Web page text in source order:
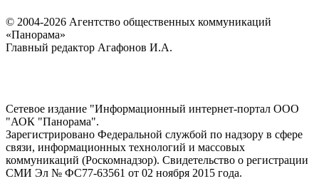
© 2004-2026 Агентство общественных коммуникаций
«Панорама»
Главный редактор Агафонов И.А.
Сетевое издание "Информационный интернет-портал ООО
"АОК "Панорама".
Зарегистрировано Федеральной службой по надзору в сфере
связи, информационных технологий и массовых
коммуникаций (Роскомнадзор). Cвидетельство о регистрации
СМИ Эл № ФС77-63561 от 02 ноября 2015 года.